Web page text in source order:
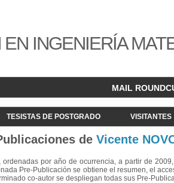
INGENIERÍA
MAIL
TESISTAS DE POSTGRADO VISITANTES
de Vicente
por año de ocurrencia, a partir de
Pre-Publicación se obtiene el resumen, el
co-autor se despliegan todas sus Pre-